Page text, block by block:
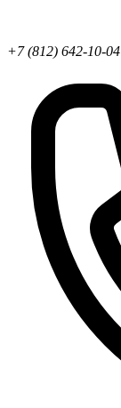
+7 (812) 642-10-04